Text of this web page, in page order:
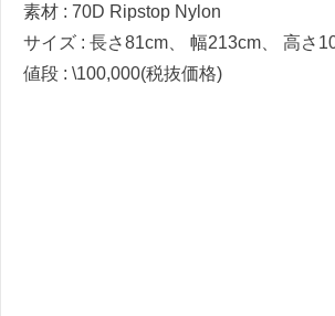
素材 : 70D Ripstop Nylon
サイズ : 長さ81cm、 幅213cm、 高さ
値段 : \100,000(税抜価格)